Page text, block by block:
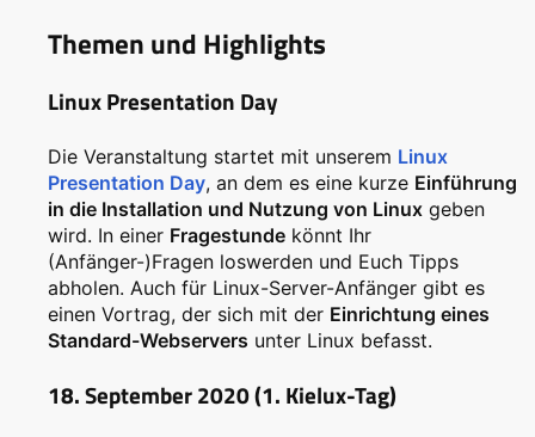
Themen und Highlights
Linux Presentation Day
Die Veranstaltung startet mit unserem Linux
Presentation Day, an dem es eine kurze Einführung
in die Installation und Nutzung von Linux geben
wird. In einer Fragestunde könnt Ihr
(Anfänger-)Fragen loswerden und Euch Tipps
abholen. Auch für Linux-Server-Anfänger gibt es
einen Vortrag, der sich mit der Einrichtung eines
Standard-Webservers unter Linux befasst.
18. September 2020 (1. Kielux-Tag)